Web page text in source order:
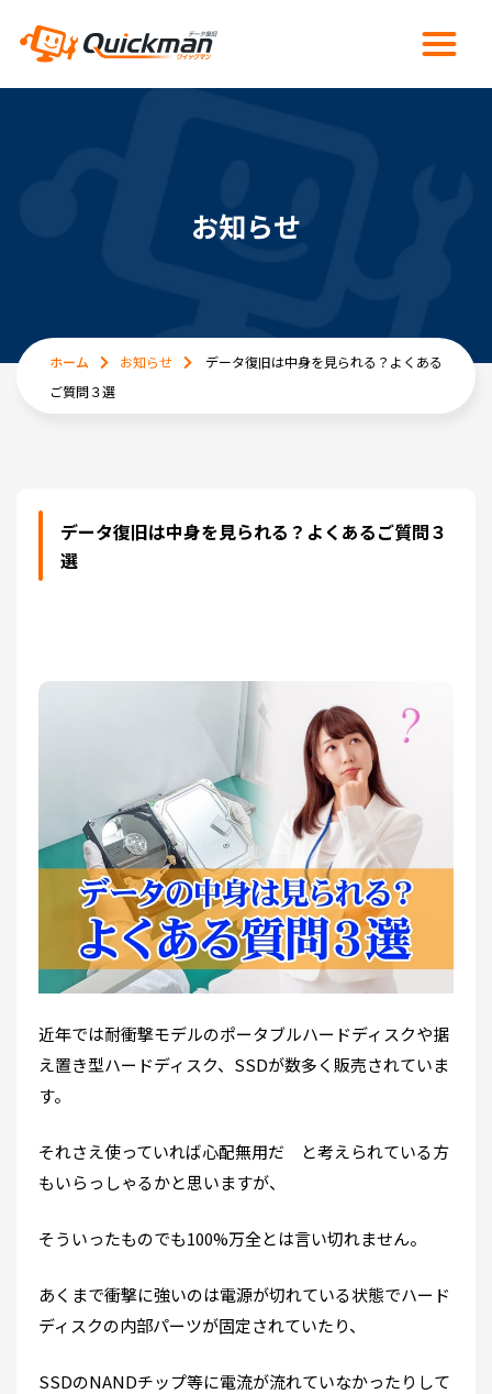
お知らせ
ホーム お知らせ
データ復旧は中身を見られる？よくある
ご質問３選
データ復旧は中身を見られる？よくあるご質問３
選
近年では耐衝撃モデルのポータブルハードディスクや据
え置き型ハードディスク、SSDが数多く販売されていま
す。
それさえ使っていれば心配無用だ と考えられている方
もいらっしゃるかと思いますが、
そういったものでも100%万全とは言い切れません。
あくまで衝撃に強いのは電源が切れている状態でハード
ディスクの内部パーツが固定されていたり、
SSDのNANDチップ等に電流が流れていなかったりして